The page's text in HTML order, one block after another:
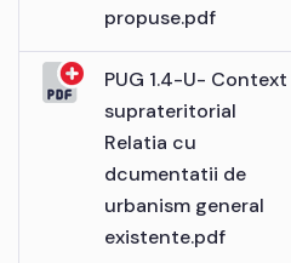
propuse.pdf
PUG 1.4-U- Context
suprateritorial
Relatia cu
dcumentatii de
urbanism general
existente.pdf